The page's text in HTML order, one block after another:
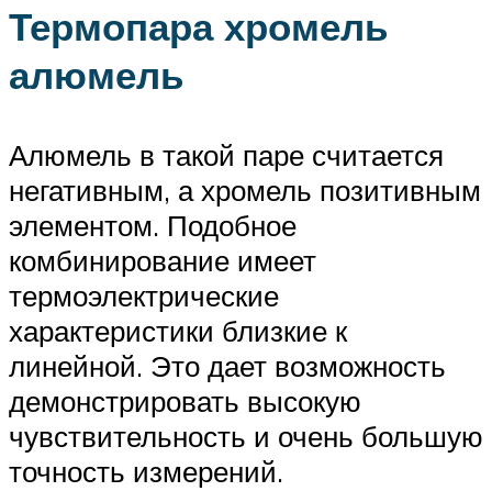
Термопара хромель
алюмель
Алюмель в такой паре считается
негативным, а хромель позитивным
элементом. Подобное
комбинирование имеет
термоэлектрические
характеристики близкие к
линейной. Это дает возможность
демонстрировать высокую
чувствительность и очень большую
точность измерений.